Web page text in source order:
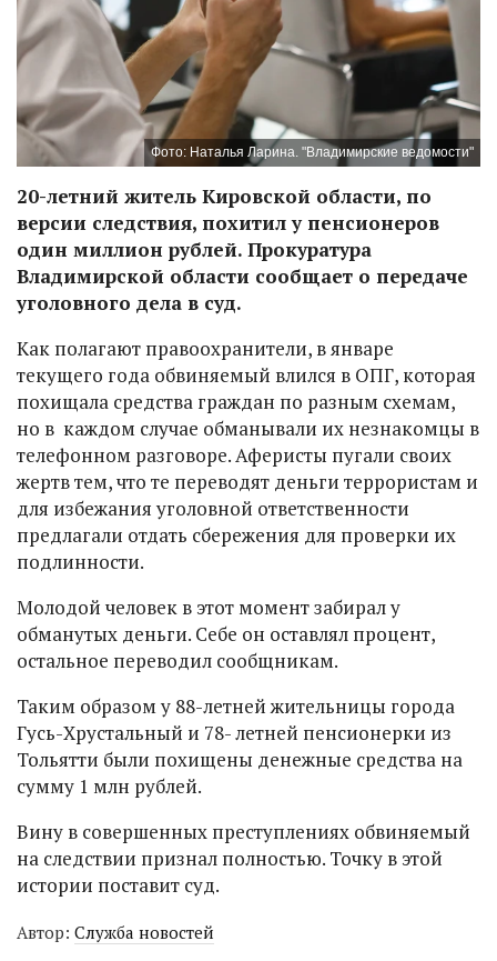
Фото: Наталья Ларина. "Владимирские ведомости"
20-летний житель Кировской области, по
версии следствия, похитил у пенсионеров
один миллион рублей. Прокуратура
Владимирской области сообщает о передаче
уголовного дела в суд.
Как полагают правоохранители, в январе
текущего года обвиняемый влился в ОПГ, которая
похищала средства граждан по разным схемам,
но в каждом случае обманывали их незнакомцы в
телефонном разговоре. Аферисты пугали своих
жертв тем, что те переводят деньги террористам и
для избежания уголовной ответственности
предлагали отдать сбережения для проверки их
подлинности.
Молодой человек в этот момент забирал у
обманутых деньги. Себе он оставлял процент,
остальное переводил сообщникам.
Таким образом у 88-летней жительницы города
Гусь-Хрустальный и 78- летней пенсионерки из
Тольятти были похищены денежные средства на
сумму 1 млн рублей.
Вину в совершенных преступлениях обвиняемый
на следствии признал полностью. Точку в этой
истории поставит суд.
Автор: Служба новостей